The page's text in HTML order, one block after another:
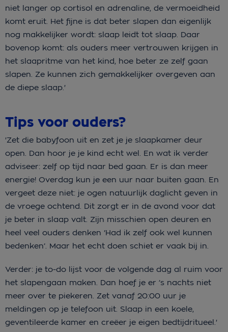
niet langer op cortisol en adrenaline, de vermoeidheid
komt eruit. Het fijne is dat beter slapen dan eigenlijk
nog makkelijker wordt: slaap leidt tot slaap. Daar
bovenop komt: als ouders meer vertrouwen krijgen in
het slaapritme van het kind, hoe beter ze zelf gaan
slapen. Ze kunnen zich gemakkelijker overgeven aan
de diepe slaap.'
Tips voor ouders?
'Zet die babyfoon uit en zet je je slaapkamer deur
open. Dan hoor je je kind echt wel. En wat ik verder
adviseer: zelf op tijd naar bed gaan. Er is dan meer
energie! Overdag kun je een uur naar buiten gaan. En
vergeet deze niet: je ogen natuurlijk daglicht geven in
de vroege ochtend. Dit zorgt er in de avond voor dat
je beter in slaap valt. Zijn misschien open deuren en
heel veel ouders denken ‘Had ik zelf ook wel kunnen
bedenken’. Maar het echt doen schiet er vaak bij in.
Verder: je to-do lijst voor de volgende dag al ruim voor
het slapengaan maken. Dan hoef je er ’s nachts niet
meer over te piekeren. Zet vanaf 20:00 uur je
meldingen op je telefoon uit. Slaap in een koele,
geventileerde kamer en creëer je eigen bedtijdritueel.'